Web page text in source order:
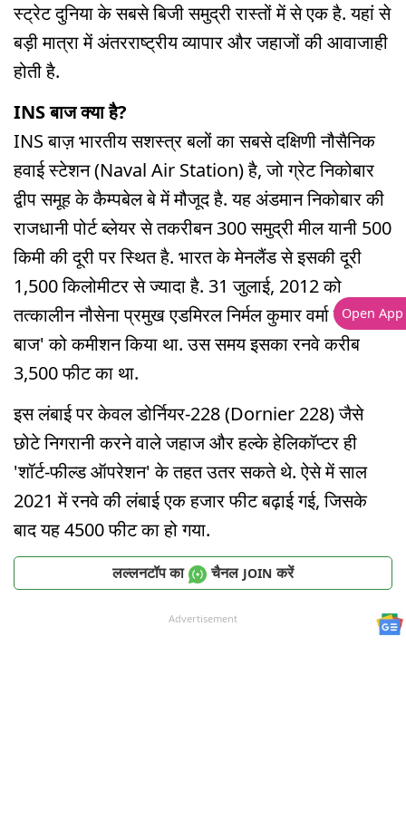
स्ट्रेट दुनिया के सबसे बिजी समुद्री रास्तों में से एक है. यहां से
बड़ी मात्रा में अंतरराष्ट्रीय व्यापार और जहाजों की आवाजाही
होती है.
INS बाज क्या है?
INS बाज़ भारतीय सशस्त्र बलों का सबसे दक्षिणी नौसैनिक
हवाई स्टेशन (Naval Air Station) है, जो ग्रेट निकोबार
द्वीप समूह के कैम्पबेल बे में मौजूद है. यह अंडमान निकोबार की
राजधानी पोर्ट ब्लेयर से तकरीबन 300 समुद्री मील यानी 500
किमी की दूरी पर स्थित है. भारत के मेनलैंड से इसकी दूरी
1,500 किलोमीटर से ज्यादा है. 31 जुलाई, 2012 को
तत्कालीन नौसेना प्रमुख एडमिरल निर्मल कुमार वर्मा ने 'INS
बाज' को कमीशन किया था. उस समय इसका रनवे करीब
3,500 फीट का था.
इस लंबाई पर केवल डोर्नियर-228 (Dornier 228) जैसे
छोटे निगरानी करने वाले जहाज और हल्के हेलिकॉप्टर ही
'शॉर्ट-फील्ड ऑपरेशन' के तहत उतर सकते थे. ऐसे में साल
2021 में रनवे की लंबाई एक हजार फीट बढ़ाई गई, जिसके
बाद यह 4500 फीट का हो गया.
लल्लनटॉप का चैनल JOIN करें
Advertisement
Open App